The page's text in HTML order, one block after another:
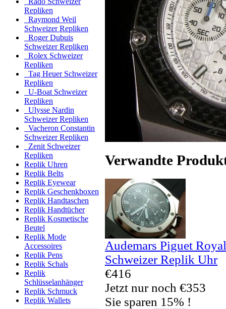
Repliken
Raymond Weil
Schweizer Repliken
Roger Dubuis
Schweizer Repliken
Rolex Schweizer
Repliken
Tag Heuer Schweizer
Repliken
U-Boat Schweizer
Repliken
Ulysse Nardin
Schweizer Repliken
Vacheron Constantin
Schweizer Repliken
Zenit Schweizer
Repliken
Replik Uhren
Replik Belts
Replik Eyewear
Replik Geschenkboxen
Replik Handtaschen
Replik Handtücher
Replik Kosmetische
Beutel
Replik Mode
Accessoires
Replik Pens
Replik Schals
Replik
Schlüsselanhänger
Replik Schmuck
Replik Wallets
Verwandte
Audemars Piguet
Schweizer Replik Uhr
€416
Jetzt nur noch €353
Sie sparen 15% !